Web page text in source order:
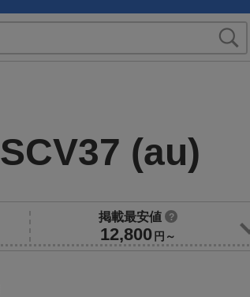
Galaxy Note8 SCV37 (au)
掲載最安値 ?
12,800 円～